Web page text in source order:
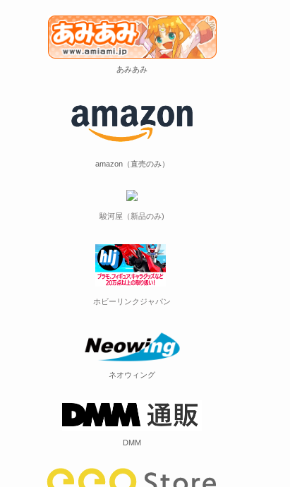
あみあみ
amazon（直売のみ）
駿河屋（新品のみ)
ホビーリンクジャパン
ネオウィング
DMM